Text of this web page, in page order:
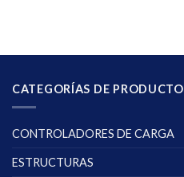
CATEGORÍAS DE PRODUCTO
CONTROLADORES DE CARGA
ESTRUCTURAS